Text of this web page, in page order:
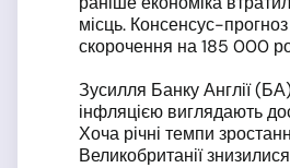
місць. Консенсус-
скорочення на 185 000
Зусилля Банку Англії
інфляцією виглядають
Хоча річні темпи
Великобританії